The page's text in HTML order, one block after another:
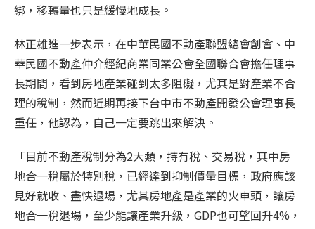
綁，移轉量也只是緩慢地成長。
林正雄進一步表示，在中華民國不動產聯盟總會創會、中
華民國不動產仲介經紀商業同業公會全國聯合會擔任理事
長期間，看到房地產業碰到太多阻礙，尤其是對產業不合
理的稅制，然而近期再接下台中市不動產開發公會理事長
重任，他認為，自己一定要跳出來解決。
「目前不動產稅制分為2大類，持有稅、交易稅，其中房
地合一稅屬於特別稅，已經達到抑制價量目標，政府應該
見好就收、盡快退場，尤其房地產是產業的火車頭，讓房
地合一稅退場，至少能讓產業升級，GDP也可望回升4%，